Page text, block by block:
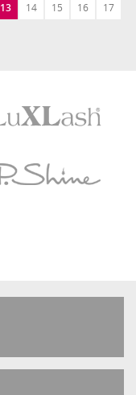
13 14 15 16
17